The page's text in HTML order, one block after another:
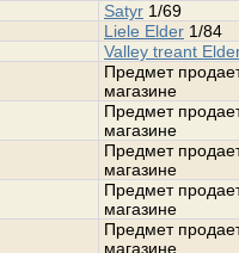
Satyr 1/69
Liele Elder 1/84
Valley treant
Предмет
магазине
Предмет
магазине
Предмет
магазине
Предмет
магазине
Предмет
магазине